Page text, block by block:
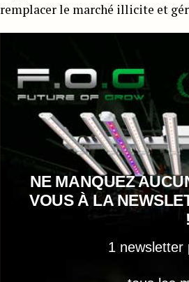
remplacer le marché illicite et
NE MANQUEZ
VOUS À LA
!
1 newsletter